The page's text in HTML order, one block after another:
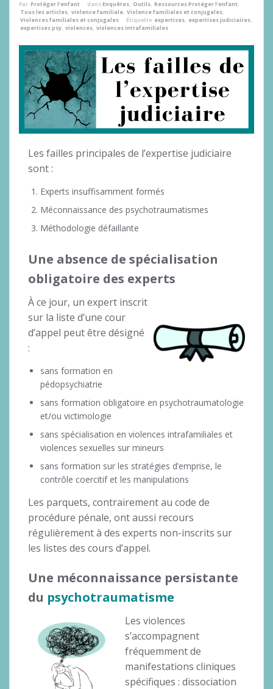
Par Protéger l'enfant dansEnquêtes, Outils, Ressources Protéger l'enfant,
Tous les articles, violence familiale, Violence familiales et conjugales,
Violences familiales et conjugales
Étiquette expertises, expertises judiciaires,
expertises psy, violences, violences intrafamiliales
Les failles principales de l’expertise judiciaire
sont :
Experts insuffisamment formés
Méconnaissance des psychotraumatismes
Méthodologie défaillante
Une absence de spécialisation
obligatoire des experts
À ce jour, un expert inscrit
sur la liste d’une cour
d’appel peut être désigné
:
sans formation en
pédopsychiatrie
sans formation obligatoire en psychotraumatologie
et/ou victimologie
sans spécialisation en violences intrafamiliales et
violences sexuelles sur mineurs
sans formation sur les stratégies d’emprise, le
contrôle coercitif et les manipulations
Les parquets, contrairement au code de
procédure pénale, ont aussi recours
régulièrement à des experts non-inscrits sur
les listes des cours d’appel.
Une méconnaissance persistante
du psychotraumatisme
Les violences
s’accompagnent
fréquemment de
manifestations cliniques
spécifiques : dissociation